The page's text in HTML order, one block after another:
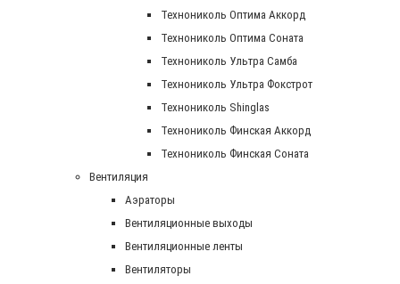
Технониколь Оптима Аккорд
Технониколь Оптима Соната
Технониколь Ультра Самба
Технониколь Ультра Фокстрот
Технониколь Shinglas
Технониколь Финская Аккорд
Технониколь Финская Соната
Вентиляция
Аэраторы
Вентиляционные выходы
Вентиляционные ленты
Вентиляторы